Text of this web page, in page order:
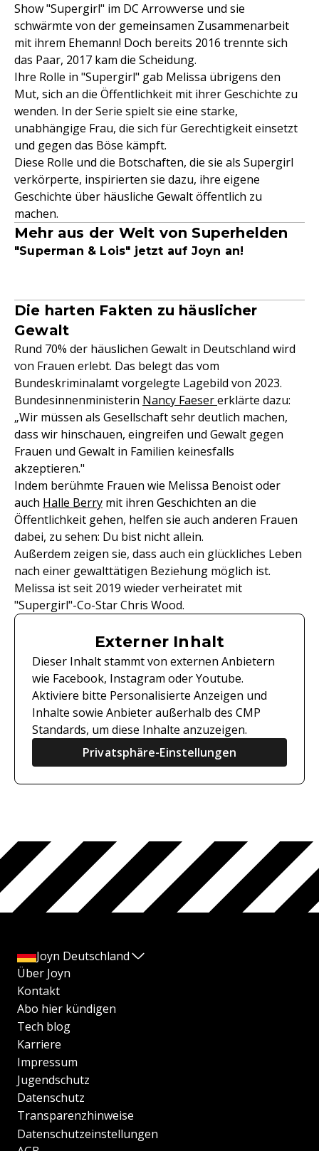
Show "Supergirl" im DC Arrowverse und sie
schwärmte von der gemeinsamen Zusammenarbeit
mit ihrem Ehemann! Doch bereits 2016 trennte sich
das Paar, 2017 kam die Scheidung.
Ihre Rolle in "Supergirl" gab Melissa übrigens den
Mut, sich an die Öffentlichkeit mit ihrer Geschichte zu
wenden. In der Serie spielt sie eine starke,
unabhängige Frau, die sich für Gerechtigkeit einsetzt
und gegen das Böse kämpft.
Diese Rolle und die Botschaften, die sie als Supergirl
verkörperte, inspirierten sie dazu, ihre eigene
Geschichte über häusliche Gewalt öffentlich zu
machen.
Mehr aus der Welt von Superhelden
"Superman & Lois" jetzt auf Joyn an!
Die harten Fakten zu häuslicher
Gewalt
Rund 70% der häuslichen Gewalt in Deutschland wird
von Frauen erlebt. Das belegt das vom
Bundeskriminalamt vorgelegte Lagebild von 2023.
Bundesinnenministerin Nancy Faesererklärte dazu:
„Wir müssen als Gesellschaft sehr deutlich machen,
dass wir hinschauen, eingreifen und Gewalt gegen
Frauen und Gewalt in Familien keinesfalls
akzeptieren."
Indem berühmte Frauen wie Melissa Benoist oder
auch Halle Berry mit ihren Geschichten an die
Öffentlichkeit gehen, helfen sie auch anderen Frauen
dabei, zu sehen: Du bist nicht allein.
Außerdem zeigen sie, dass auch ein glückliches Leben
nach einer gewalttätigen Beziehung möglich ist.
Melissa ist seit 2019 wieder verheiratet mit
"Supergirl"-Co-Star Chris Wood.
Externer Inhalt
Dieser Inhalt stammt von externen Anbietern
wie Facebook, Instagram oder Youtube.
Aktiviere bitte Personalisierte Anzeigen und
Inhalte sowie Anbieter außerhalb des CMP
Standards, um diese Inhalte anzuzeigen.
Privatsphäre-Einstellungen
Joyn Deutschland
Über Joyn
Kontakt
Abo hier kündigen
Tech blog
Karriere
Impressum
Jugendschutz
Datenschutz
Transparenzhinweise
Datenschutzeinstellungen